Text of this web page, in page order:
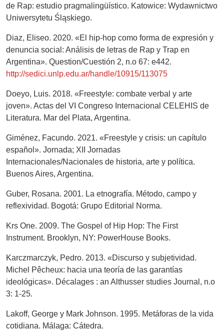
de Rap: estudio pragmalingüístico. Katowice: Wydawnictwo
Uniwersytetu Śląskiego.
Diaz, Eliseo. 2020. «El hip-hop como forma de expresión y
denuncia social: Análisis de letras de Rap y Trap en
Argentina». Question/Cuestión 2, n.o 67: e442.
http://sedici.unlp.edu.ar/handle/10915/113075
Doeyo, Luis. 2018. «Freestyle: combate verbal y arte
joven». Actas del VI Congreso Internacional CELEHIS de
Literatura. Mar del Plata, Argentina.
Giménez, Facundo. 2021. «Freestyle y crisis: un capítulo
español». Jornada; XII Jornadas
Internacionales/Nacionales de historia, arte y política.
Buenos Aires, Argentina.
Guber, Rosana. 2001. La etnografía. Método, campo y
reflexividad. Bogotá: Grupo Editorial Norma.
Krs One. 2009. The Gospel of Hip Hop: The First
Instrument. Brooklyn, NY: PowerHouse Books.
Karczmarczyk, Pedro. 2013. «Discurso y subjetividad.
Michel Pêcheux: hacia una teoría de las garantías
ideológicas». Décalages : an Althusser studies Journal, n.o
3: 1-25.
Lakoff, George y Mark Johnson. 1995. Metáforas de la vida
cotidiana. Málaga: Cátedra.